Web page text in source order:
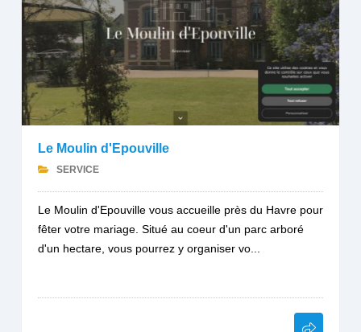
Le Moulin d'Epouville
SERVICE
Le Moulin d'Epouville vous accueille près du Havre pour
fêter votre mariage. Situé au coeur d'un parc arboré
d'un hectare, vous pourrez y organiser vo...